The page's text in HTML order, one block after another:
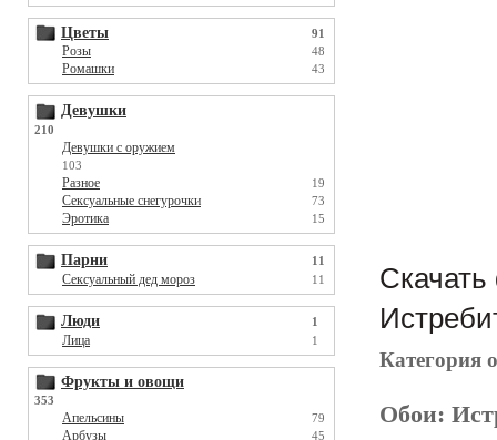
Цветы 91
Розы 48
Ромашки 43
Девушки
210
Девушки с оружием
103
Разное 19
Сексуальные снегурочки 73
Эротика 15
Парни 11
Сексуальный дед мороз 11
Люди 1
Лица 1
Фрукты и овощи
353
Апельсины 79
Арбузы 45
Скачать
Категория
Обои: